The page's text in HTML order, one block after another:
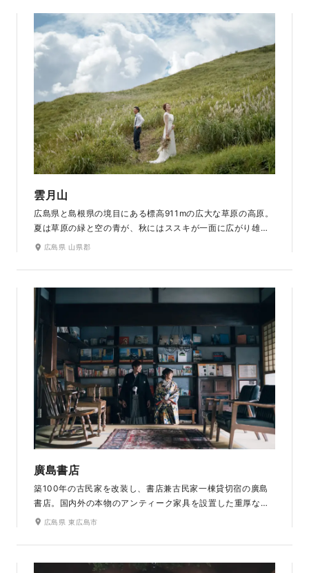
からあるレトロな灯台もとても素敵です。空の色の変化をお
楽しみいただけるサンセットも魅力のひとつです。
雲月山
広島県と島根県の境目にある標高911mの広大な草原の高原。
夏は草原の緑と空の青が、秋にはススキが一面に広がり雄大
でとても綺麗なロケ地です。展望台や周辺の山道の中では、
縦に伸びる木のシルエットとコントラストがよりクールに演
出してくれます。撮影場所から駐車場までが近いのもおすす
めポイントです。
広島県 山県郡
廣島書店
築100年の古民家を改装し、書店兼古民家一棟貸切宿の廣島
書店。国内外の本物のアンティーク家具を設置した重厚な空
間で、ゆったりと過ぎる時間を楽しむことができ、レトロ感
島の本がずらりと並んでいます。室内なので、天候を気にす
る必要もありません。中庭もあり、室内とは違った柔らかい
広島県 東広島市